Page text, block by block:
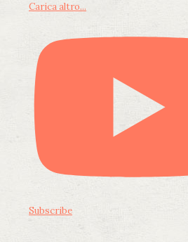
Carica altro...
Subscribe